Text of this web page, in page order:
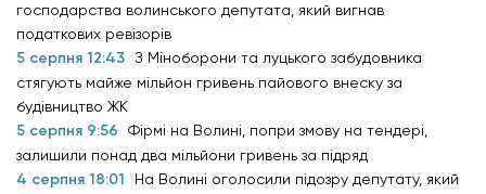
господарства волинського депутата, який вигнав
податкових ревізорів
5 серпня 12:43 З Міноборони та луцького забудовника
стягують майже мільйон гривень пайового внеску за
будівництво ЖК
5 серпня 9:56
Фірмі на Волині, попри змову на тендері,
залишили понад два мільйони гривень за підряд
4 серпня 18:01
На Волині оголосили підозру депутату, який